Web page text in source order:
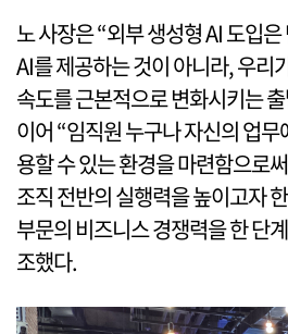
노 사장은 “외부 생성형 AI 도입
AI를 제공하는 것이 아니라, 우리
속도를 근본적으로 변화시키는
이어 “임직원 누구나 자신의 업
용할 수 있는 환경을 마련함으로
조직 전반의 실행력을 높이고자
부문의 비즈니스 경쟁력을 한 단
조했다.